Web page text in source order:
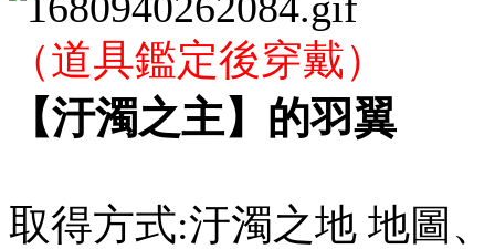
（道具鑑定後穿戴）
【汙濁之主】的羽翼
取得方式:汙濁之地 地圖